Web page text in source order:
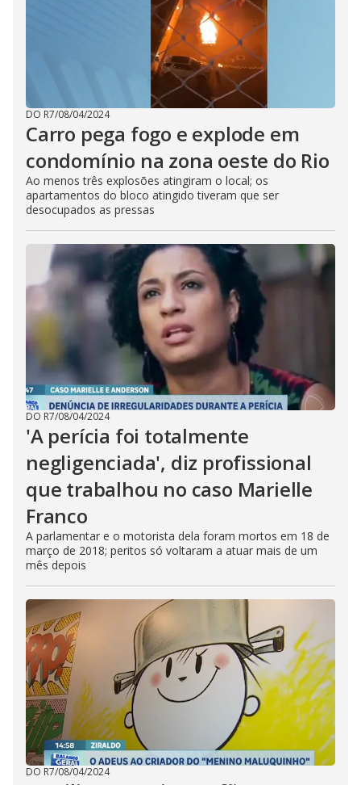
DO R7/08/04/2024
Carro pega fogo e explode em
condomínio na zona oeste do Rio
Ao menos três explosões atingiram o local; os
apartamentos do bloco atingido tiveram que ser
desocupados as pressas
DO R7/08/04/2024
'A perícia foi totalmente
negligenciada', diz profissional
que trabalhou no caso Marielle
Franco
A parlamentar e o motorista dela foram mortos em 18 de
março de 2018; peritos só voltaram a atuar mais de um
mês depois
DO R7/08/04/2024